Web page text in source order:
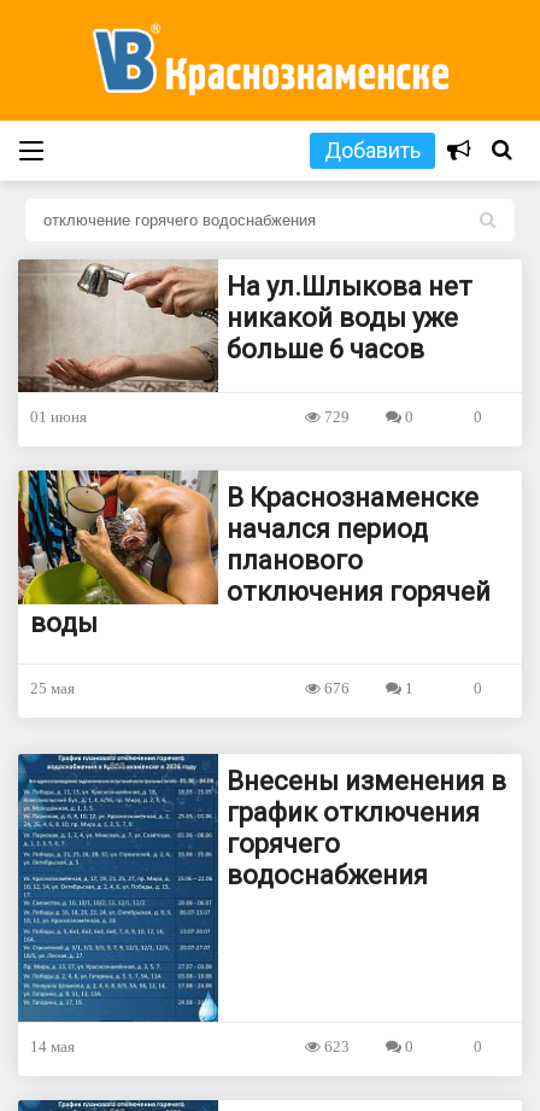
Добавить
L
На ул.Шлыкова нет
никакой воды уже
больше 6 часов
01 июня 0
0
729
В Краснознаменске
начался период
планового
отключения горячей
воды
25 мая 0
1
676
Внесены изменения в
график отключения
горячего
водоснабжения
14 мая 0
0
623